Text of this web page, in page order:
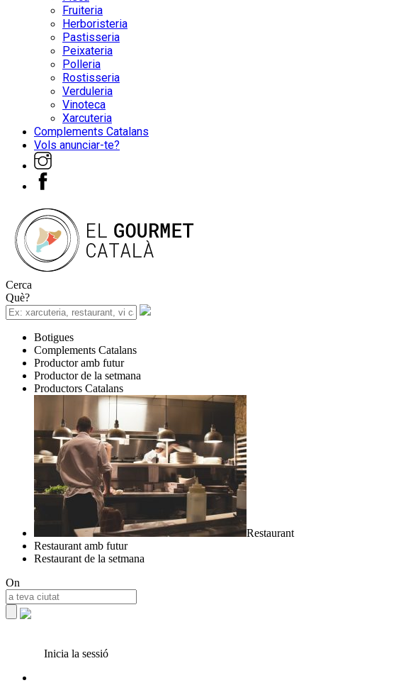
Fruiteria
Herboristeria
Pastisseria
Peixateria
Polleria
Rostisseria
Verduleria
Vinoteca
Xarcuteria
Complements Catalans
Vols anunciar-te?
Cerca
Què?
Botigues
Complements Catalans
Productor amb futur
Productor de la setmana
Productors Catalans
Restaurant
Restaurant amb futur
Restaurant de la setmana
On
Inicia la sessió